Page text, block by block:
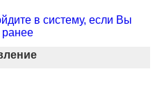
в систему, если Вы